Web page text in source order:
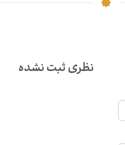
نظری ثبت نشده